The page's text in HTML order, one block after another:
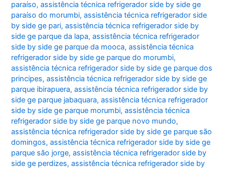
paraíso,assistência técnica refrigerador side by side ge
paraíso do morumbi,assistência técnica refrigerador side
by side ge pari,assistência técnica refrigerador side by
side ge parque da lapa,assistência técnica refrigerador
side by side ge parque da mooca,assistência técnica
refrigerador side by side ge parque do morumbi,
assistência técnica refrigerador side by side ge parque dos
principes,assistência técnica refrigerador side by side ge
parque ibirapuera,assistência técnica refrigerador side by
side ge parque jabaquara,assistência técnica refrigerador
side by side ge parque morumbi,assistência técnica
refrigerador side by side ge parque novo mundo,
assistência técnica refrigerador side by side ge parque são
domingos,assistência técnica refrigerador side by side ge
parque são jorge,assistência técnica refrigerador side by
side ge perdizes,assistência técnica refrigerador side by